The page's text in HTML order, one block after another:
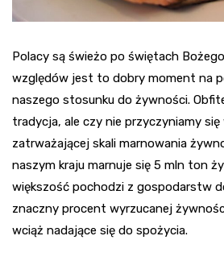
Polacy są świeżo po świętach
względów jest to dobry moment na
naszego stosunku do żywności.
tradycja, ale czy nie przyczyniamy
zatrważającej skali marnowania
naszym kraju marnuje się 5 mln ton
większość pochodzi z gospodarstw
znaczny procent wyrzucanej
wciąż nadające się do spożycia.